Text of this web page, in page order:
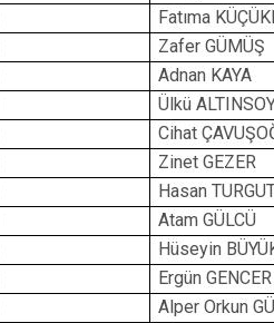
Fatıma
Zafer GÜMÜŞ
Adnan KAYA
Ülkü
Cihat
Zinet GEZER
Hasan
Atam GÜLCÜ
Hüseyin
Ergün GENCER
Alper Orkun